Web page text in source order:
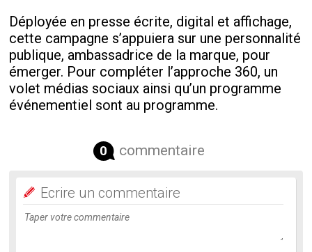
Déployée en presse écrite, digital et affichage,
cette campagne s’appuiera sur une personnalité
publique, ambassadrice de la marque, pour
émerger. Pour compléter l’approche 360, un
volet médias sociaux ainsi qu’un programme
événementiel sont au programme.
0 commentaire
Ecrire un commentaire